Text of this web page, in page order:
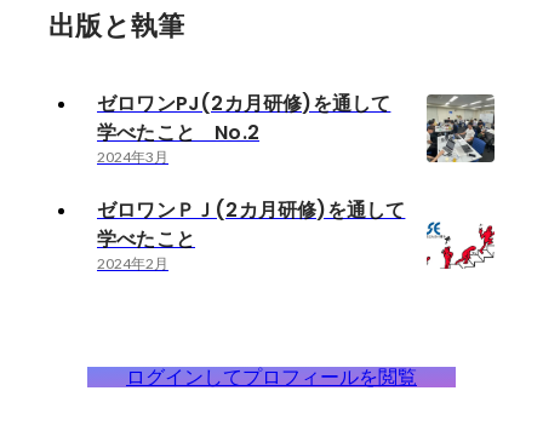
出版と執筆
ゼロワンPJ(2カ月研修)を通して
学べたこと No.2
2024年3月
ゼロワンＰＪ(2カ月研修)を通して
学べたこと
2024年2月
ログインしてプロフィールを閲覧